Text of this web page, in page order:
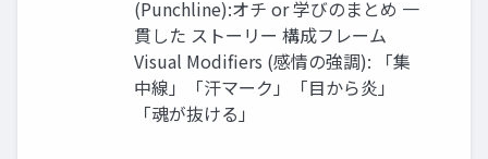
(Punchline):オチ or 学びのまとめ 一
貫した ストーリー 構成フレーム
Visual Modifiers (感情の強調): 「集
中線」「汗マーク」「目から炎」
「魂が抜ける」